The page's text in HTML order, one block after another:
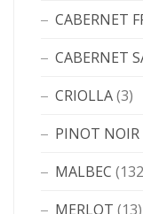
CABERNET
CABERNET
CRIOLLA(3)
PINOT NOIR
MALBEC
MERLOT (13)